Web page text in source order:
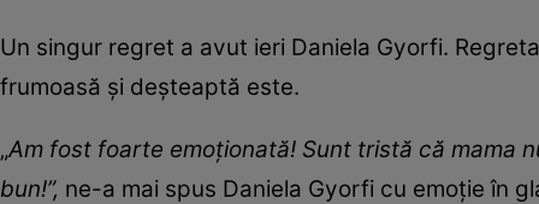
Un singur regret a avut ieri Daniela Gyorfi.
frumoasă și deșteaptă este.
„Am fost foarte emoționată! Sunt tristă că mama
bun!”, ne-a mai spus Daniela Gyorfi cu emoție în